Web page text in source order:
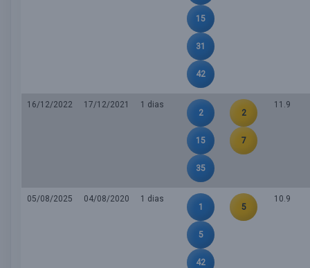
15
31
42
16/12/2022 17/12/2021
1 dias
2
15
35
2
7
11.9
05/08/2025 04/08/2020
1 dias
1
5
42
5
10.9